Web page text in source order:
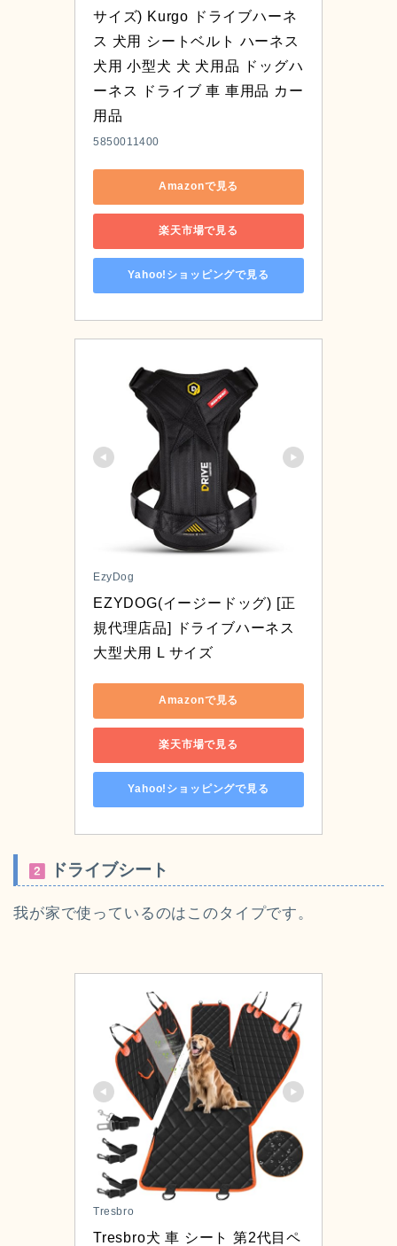
サイズ) Kurgo ドライブハーネ
ス 犬用 シートベルト ハーネス
犬用 小型犬 犬 犬用品 ドッグハ
ーネス ドライブ 車 車用品 カー
用品
5850011400
Amazonで見る
楽天市場で見る
Yahoo!ショッピングで見る
EzyDog
EZYDOG(イージードッグ) [正
規代理店品] ドライブハーネス
大型犬用 L サイズ
Amazonで見る
楽天市場で見る
Yahoo!ショッピングで見る
ドライブシート
我が家で使っているのはこのタイプです。
Tresbro
Tresbro犬 車 シート 第2代目ペ